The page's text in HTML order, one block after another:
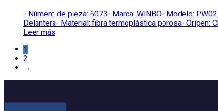
- Número de pieza: 6073- Marca: WINBO- Modelo:
Delantera- Material: fibra termoplástica porosa- Origen:
Leer más
1
2
→